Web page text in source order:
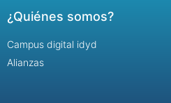
¿Quiénes somos?
Campus digital idyd
Alianzas